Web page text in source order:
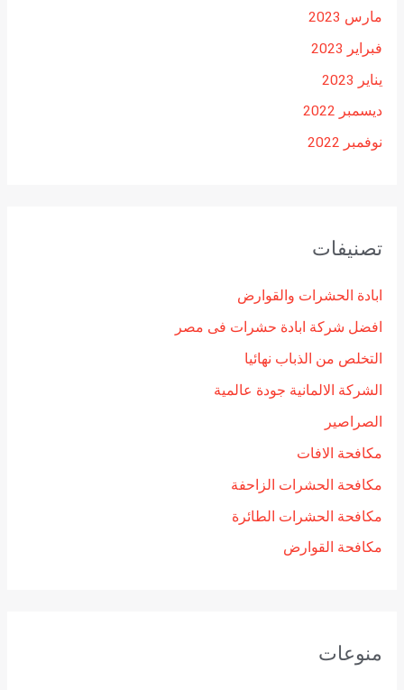
مارس 2023
فبراير 2023
يناير 2023
ديسمبر 2022
نوفمبر 2022
تصنيفات
ابادة الحشرات والقوارض
افضل شركة ابادة حشرات فى مصر
التخلص من الذباب نهائيا
الشركة الالمانية جودة عالمية
الصراصير
مكافحة الافات
مكافحة الحشرات الزاحفة
مكافحة الحشرات الطائرة
مكافحة القوارض
منوعات